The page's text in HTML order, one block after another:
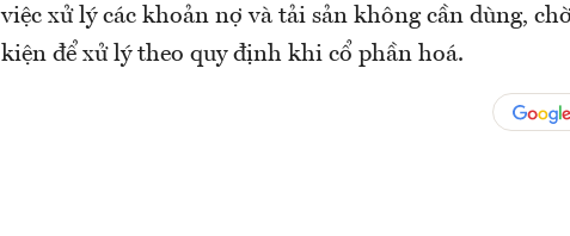
việc xử lý các khoản nợ và tải sản không cần dùng,
kiện để xử lý theo quy định khi cổ phần hoá.